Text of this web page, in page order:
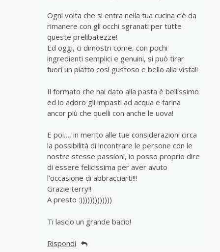
Ogni volta che si entra nella tua cucina c’è da
rimanere con gli occhi sgranati per tutte
queste prelibatezze!
Ed oggi, ci dimostri come, con pochi
ingredienti semplici e genuini, si può tirar
fuori un piatto così gustoso e bello alla vista!!
Il formato che hai dato alla pasta è bellissimo
ed io adoro gli impasti ad acqua e farina
ancor più che quelli con anche le uova!
E poi…, in merito alle tue considerazioni circa
la possibilità di incontrare le persone con le
nostre stesse passioni, io posso proprio dire
di essere felicissima per aver avuto
l’occasione di abbracciarti!!!
Grazie terry!!
A presto :)))))))))))))
Ti lascio un grande bacio!
Rispondi